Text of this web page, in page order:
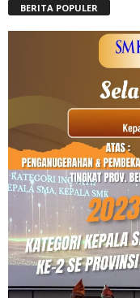
BERITA POPULER